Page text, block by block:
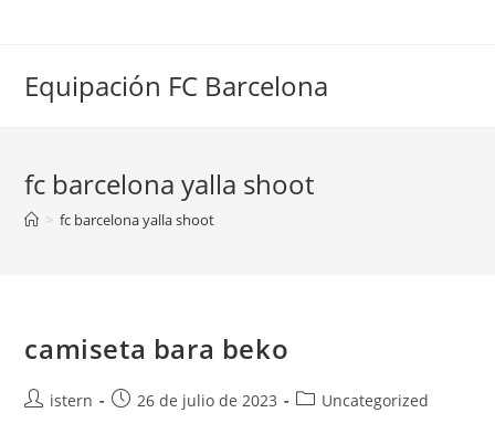
Equipación FC Barcelona
fc barcelona yalla shoot
> fc barcelona yalla shoot
camiseta bara beko
Autoristern
Publicación
26 de julio de 2023
Categoría
Uncategorized